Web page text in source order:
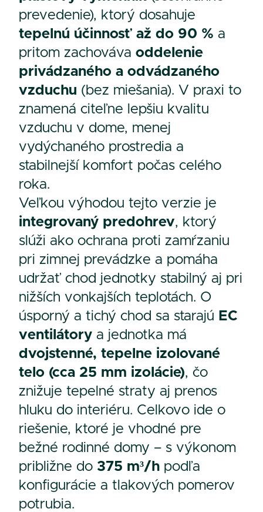
prevedenie), ktorý dosahuje
tepelnú účinnosť až do 90 % a
pritom zachováva oddelenie
privádzaného a odvádzaného
vzduchu (bez miešania). V praxi to
znamená citeľne lepšiu kvalitu
vzduchu v dome, menej
vydýchaného prostredia a
stabilnejší komfort počas celého
roka.
Veľkou výhodou tejto verzie je
integrovaný predohrev, ktorý
slúži ako ochrana proti zamŕzaniu
pri zimnej prevádzke a pomáha
udržať chod jednotky stabilný aj pri
nižších vonkajších teplotách. O
úsporný a tichý chod sa starajú EC
ventilátory a jednotka má
dvojstenné, tepelne izolované
telo (cca 25 mm izolácie), čo
znižuje tepelné straty aj prenos
hluku do interiéru. Celkovo ide o
riešenie, ktoré je vhodné pre
bežné rodinné domy – s výkonom
približne do 375 m³/h podľa
konfigurácie a tlakových pomerov
potrubia.